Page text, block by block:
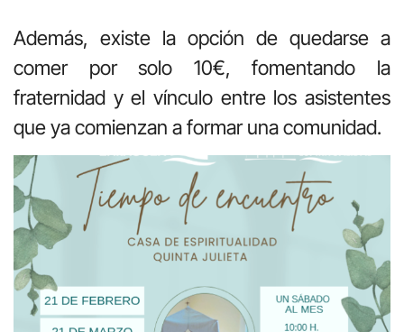
Además, existe la opción de quedarse a
comer por solo 10€, fomentando la
fraternidad y el vínculo entre los asistentes
que ya comienzan a formar una comunidad.